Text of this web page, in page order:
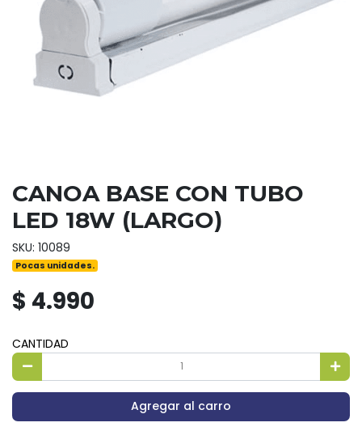
CANOA BASE CON TUBO
LED 18W (LARGO)
SKU: 10089
Pocas unidades.
$ 4.990
CANTIDAD
Agregar al carro